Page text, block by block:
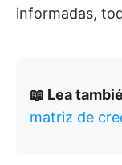
informadas,
📖 Lea
matriz de